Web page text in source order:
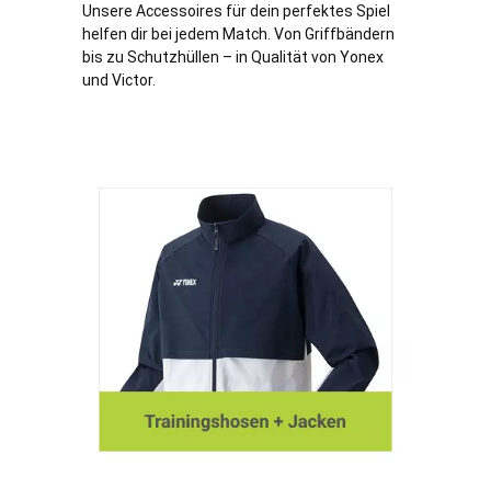
Unsere Accessoires für dein perfektes Spiel
helfen dir bei jedem Match. Von Griffbändern
bis zu Schutzhüllen – in Qualität von Yonex
und Victor.